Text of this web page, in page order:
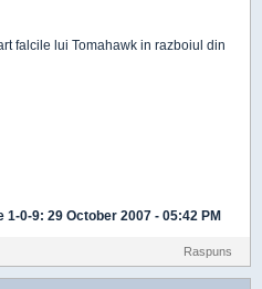
falcile lui Tomahawk in razboiul din
1-0-9: 29 October 2007 - 05:42 PM
Raspuns